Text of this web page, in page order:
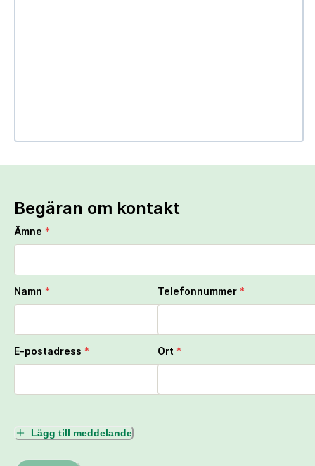
Begäran om kontakt
Ämne *
Namn * Telefonnummer *
E-postadress * Ort *
Lägg till meddelande